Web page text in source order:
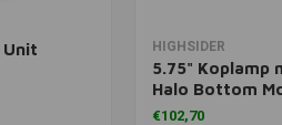
Unit In
HIGHSIDER
5.75" Koplamp
Halo Bottom
€102,70